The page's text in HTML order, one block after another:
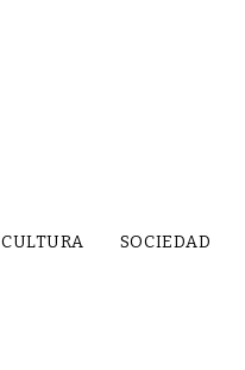
CULTURA SOCIEDAD